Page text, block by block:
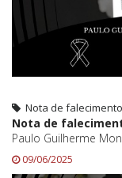
Nota de falecimento
Nota de
Paulo Guilherme
09/06/2025